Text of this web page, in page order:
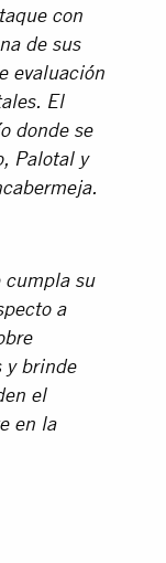
con
de sus
evaluación
El
donde se
Palotal y
cumpla su
a
y brinde
el
en la